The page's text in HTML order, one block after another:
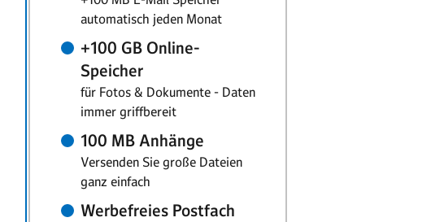
automatisch jeden Monat
+100 GB Online-
Speicher
für Fotos & Dokumente - Daten
immer griffbereit
100 MB Anhänge
Versenden Sie große Dateien
ganz einfach
Werbefreies Postfach